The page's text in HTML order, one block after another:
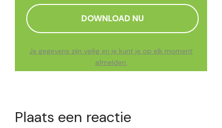
Je gegevens zijn veilig en je kunt je op elk moment
afmelden.
Plaats een reactie